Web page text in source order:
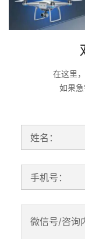
在这里
如果
姓名：
手机号：
微信号/咨询